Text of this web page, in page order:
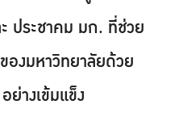
ประชาคม มก. ที่ช่วย
องมหาวิทยาลัยด้วย
ย่างเข้มแข็ง